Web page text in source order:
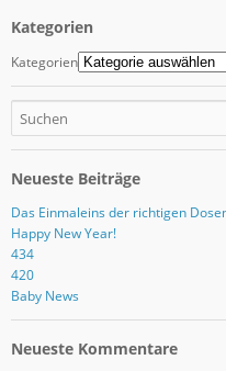
Kategorien
Kategorien
Neueste Beiträge
Das Einmaleins der richtigen
Happy New Year!
434
420
Baby News
Neueste Kommentare